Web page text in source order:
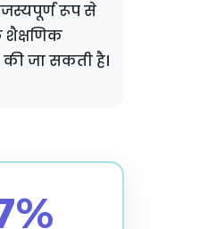
रूप से
की जा सकती है।